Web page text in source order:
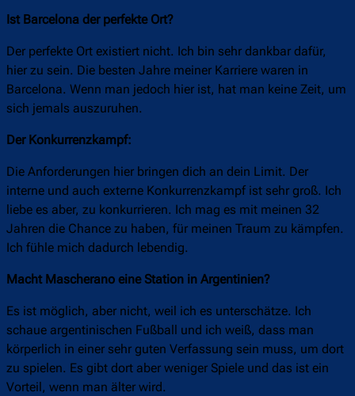
Ist Barcelona der perfekte Ort?
Der perfekte Ort existiert nicht. Ich bin sehr dankbar dafür,
hier zu sein. Die besten Jahre meiner Karriere waren in
Barcelona. Wenn man jedoch hier ist, hat man keine Zeit, um
sich jemals auszuruhen.
Der Konkurrenzkampf:
Die Anforderungen hier bringen dich an dein Limit. Der
interne und auch externe Konkurrenzkampf ist sehr groß. Ich
liebe es aber, zu konkurrieren. Ich mag es mit meinen 32
Jahren die Chance zu haben, für meinen Traum zu kämpfen.
Ich fühle mich dadurch lebendig.
Macht Mascherano eine Station in Argentinien?
Es ist möglich, aber nicht, weil ich es unterschätze. Ich
schaue argentinischen Fußball und ich weiß, dass man
körperlich in einer sehr guten Verfassung sein muss, um dort
zu spielen. Es gibt dort aber weniger Spiele und das ist ein
Vorteil, wenn man älter wird.